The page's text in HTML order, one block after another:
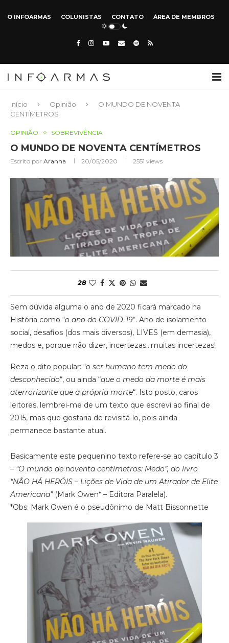
O INFOARMAS COLUNISTAS CONTATO ÁREA DE MEMBROS
Início Opinião
O MUNDO DE NOVENTA
CENTÍMETROS
OPINIÃO SOBREVIVÊNCIA
O MUNDO DE NOVENTA CENTÍMETROS
Escrito por Aranha 20/05/2020 2551 views
28
Sem dúvida alguma o ano de 2020 ficará marcado na
História como “o ano do COVID-19“. Ano de isolamento
social, desafios (dos mais diversos), LIVES (em demasia),
medos e, porque não dizer, incertezas…muitas incertezas!
Reza o dito popular: “o ser humano tem medo do
desconhecido“, ou ainda “que o medo da morte é mais
aterrorizante que a própria morte“. Isto posto, caros
leitores, lembrei-me de um texto que escrevi ao final de
2015, mas que gostaria de revisitá-lo, pois ainda
permanece bastante atual.
Basicamente este pequenino texto refere-se ao capítulo 3
– “O mundo de noventa centímetros: Medo”, do livro
“NÃO HÁ HERÓIS – Lições de Vida de um Atirador de Elite
Americana”(Mark Owen* – Editora Paralela).
*Obs: Mark Owen é o pseudônimo de Matt Bissonnette